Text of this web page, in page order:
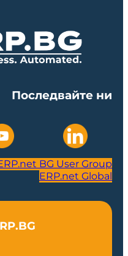
Последвайте ни
BG User Group
ERP.net Global